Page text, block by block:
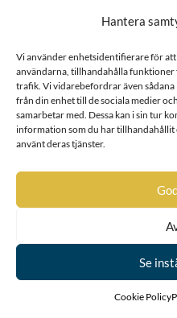
Hantera
Vi använder enhetsidentifierare för
användarna, tillhandahålla funktioner
trafik. Vi vidarebefordrar även
från din enhet till de sociala medier
samarbetar med. Dessa kan i sin tur
information som du har tillhandahållit
använt deras tjänster.
Se
Cookie Policy